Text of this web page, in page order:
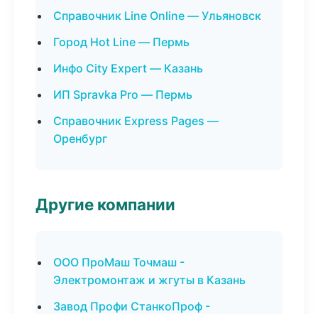
Справочник Line Online — Ульяновск
Город Hot Line — Пермь
Инфо City Expert — Казань
ИП Spravka Pro — Пермь
Справочник Express Pages —
Оренбург
Другие компании
ООО ПроМаш Точмаш -
Электромонтаж и жгуты в Казань
Завод Профи СтанкоПроф -